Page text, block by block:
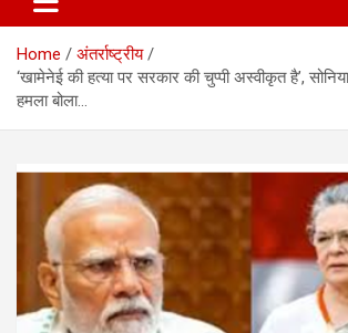
Home
अंतर्राष्ट्रीय
‘खामेनेई की हत्या पर सरकार की चुप्पी अस्वीकृत है’,
हमला बोला…